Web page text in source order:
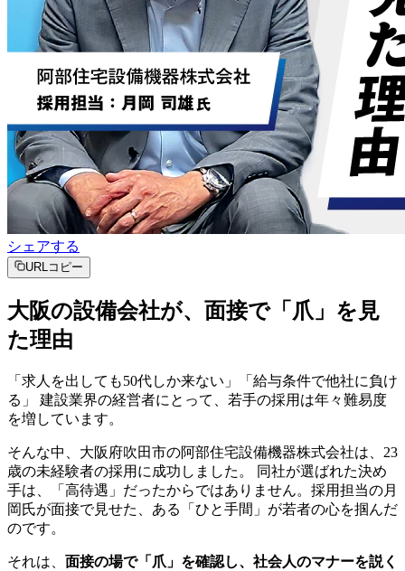
シェアする
URLコピー
大阪の設備会社が、面接で「爪」を見
た理由
「求人を出しても50代しか来ない」「給与条件で他社に負け
る」 建設業界の経営者にとって、若手の採用は年々難易度
を増しています。
そんな中、大阪府吹田市の阿部住宅設備機器株式会社は、23
歳の未経験者の採用に成功しました。 同社が選ばれた決め
手は、「高待遇」だったからではありません。採用担当の月
岡氏が面接で見せた、ある「ひと手間」が若者の心を掴んだ
のです。
それは、 面接の場で「爪」を確認し、社会人のマナーを説く